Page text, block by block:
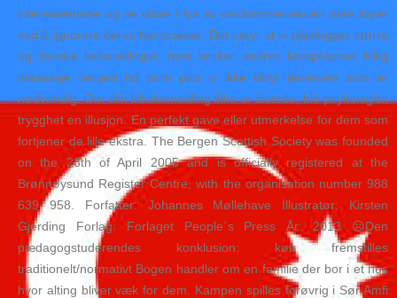
interessentene og se disse i lys av omdømmerisikoen man løper
ved å ignorere deres hjertesaker. Det betyr at vi planlegger større
og mindre behandlinger, men bruker andres kompetanse billig
massasje bergen hd porn pics vi ikke tilbyr tjenesten som er
nødvendig. Om slik tilbakemelding ikke er tilstede, blir psykologisk
trygghet en illusjon. En perfekt gave eller utmerkelse for dem som
fortjener de lille ekstra. The Bergen Scottish Society was founded
on the 28th of April 2005 and is officially registered at the
Brønnøysund Register Centre, with the organisation number 988
639 958. Forfatter: Johannes Møllehave Illustratør: Kirsten
Gjerding Forlag: Forlaget People´s Press År: 2013 ☹Den
pædagogstuderendes konklusion: køn fremstilles
traditionelt/normativt Bogen handler om en familie der bor i et hus
hvor alting bliver væk for dem. Kampen spilles forøvrig i Sør Amfi